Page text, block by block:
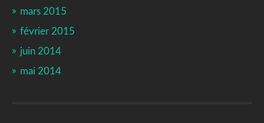
mars 2015
février 2015
juin 2014
mai 2014